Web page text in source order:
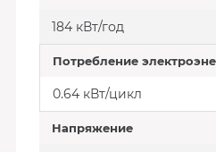
184 кВт/год
Потребление
0.64 кВт/цикл
Напряжение